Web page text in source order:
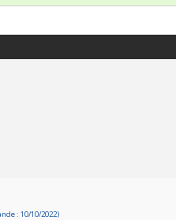
: 10/10/2022)